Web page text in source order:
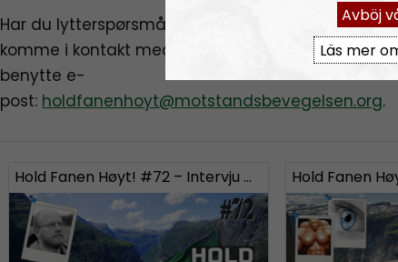
Har du lytterspørsmål, vil donere, eller bare ønsker
komme i kontakt med Hold Fanen Høyt! kan du
benytte e-
post: holdfanenhoyt@motstandsbevegelsen.org.
Hold Fanen Høyt! #72 – Intervju med Marcus Hansson
Avböj
Läs mer